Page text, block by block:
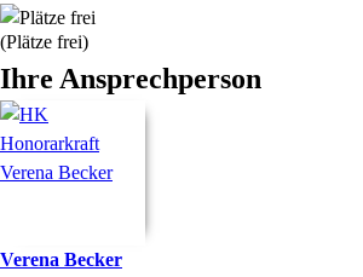
(Plätze frei)
Ihre Ansprechperson
Verena Becker